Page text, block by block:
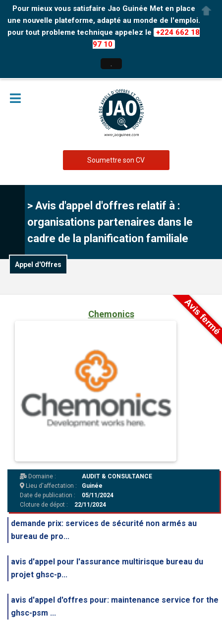
Pour mieux vous satisfaire Jao Guinée Met en place
une nouvelle plateforme, adapté au monde de l'emploi.
pour tout probleme technique appelez le +224 662 18
97 10
Soumettre son CV
> Avis d'appel d'offres relatif à :
organisations partenaires dans le
cadre de la planification familiale
Appel d'Offres
Chemonics
Domaine :
AUDIT & CONSULTANCE
Lieu d'affectation :
Guinée
Date de publication :
05/11/2024
Cloture de dépot :
22/11/2024
demande prix: services de sécurité non armés au
bureau de pro...
avis d'appel pour l'assurance multirisque bureau du
projet ghsc-p...
avis d'appel d'offres pour: maintenance service for the
ghsc-psm ...